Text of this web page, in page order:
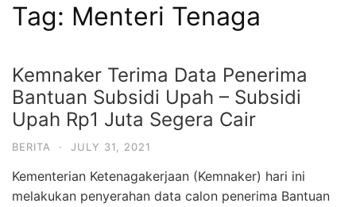
Tag: Menteri Tenaga
Kemnaker Terima Data Penerima
Bantuan Subsidi Upah – Subsidi
Upah Rp1 Juta Segera Cair
BERITA · JULY 31, 2021
Kementerian Ketenagakerjaan (Kemnaker) hari ini
melakukan penyerahan data calon penerima Bantuan